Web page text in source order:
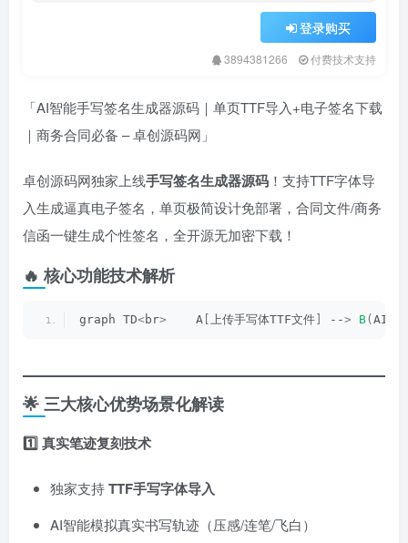
登录购买
3894381266 付费技术支持
「AI智能手写签名生成器源码｜单页TTF导入+电子签名下载
｜商务合同必备 – 卓创源码网」
卓创源码网独家上线手写签名生成器源码 ！支持TTF字体导
入生成逼真电子签名，单页极简设计免部署，合同文件/商务
信函一键生成个性签名，全开源无加密下载！
🔥 核心功能技术解析
graph TD<br>
    A
上传手写体TTF文件 --> B( AI智
🌟 三大核心优势场景化解读
1️⃣ 真实笔迹复刻技术
独家支持 ​TTF手写字体导入
AI智能模拟真实书写轨迹（压感/连笔/飞白）